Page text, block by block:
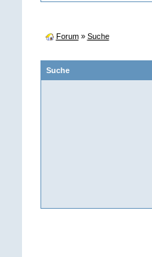
Forum» Suche
Suche